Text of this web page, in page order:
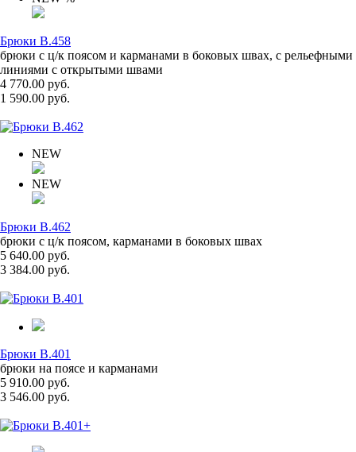
Брюки B.458
брюки с ц/к поясом и карманами в боковых швах, с рельефными
линиями с открытыми швами
4 770.00 руб.
1 590.00 руб.
NEW
NEW
Брюки B.462
брюки с ц/к поясом, карманами в боковых швах
5 640.00 руб.
3 384.00 руб.
Брюки B.401
брюки на поясе и карманами
5 910.00 руб.
3 546.00 руб.